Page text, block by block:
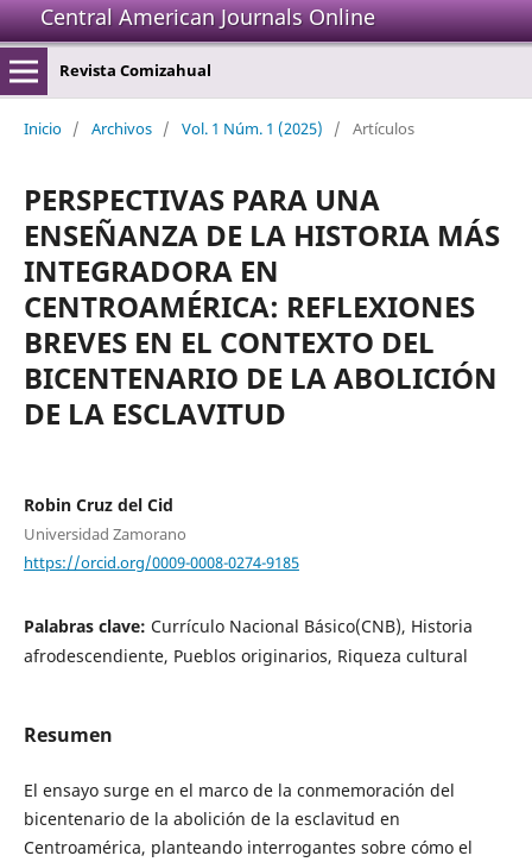
Central American Journals Online
Revista Comizahual
Inicio / Archivos / Vol. 1 Núm. 1 (2025) / Artículos
PERSPECTIVAS PARA UNA
ENSEÑANZA DE LA HISTORIA MÁS
INTEGRADORA EN
CENTROAMÉRICA: REFLEXIONES
BREVES EN EL CONTEXTO DEL
BICENTENARIO DE LA ABOLICIÓN
DE LA ESCLAVITUD
Robin Cruz del Cid
Universidad Zamorano
https://orcid.org/0009-0008-0274-9185
Palabras clave: Currículo Nacional Básico(CNB), Historia
afrodescendiente, Pueblos originarios, Riqueza cultural
Resumen
El ensayo surge en el marco de la conmemoración del
bicentenario de la abolición de la esclavitud en
Centroamérica, planteando interrogantes sobre cómo el